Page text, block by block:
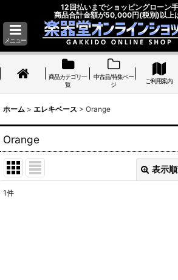
12回払いまでショッピングローン
商品合計金額が50,000円(税別)以上
メニュー
商品カテゴリ一
覧
中古品/特集ペー
ジ
ご利用案内
ホーム > エレキベース > Orange
Orange
表示
1件